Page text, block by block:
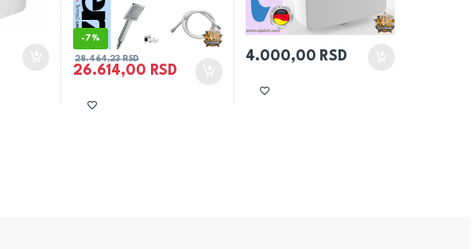
-7%
26.614,00 RSD
28.464,23RSD 4.000,00 RSD